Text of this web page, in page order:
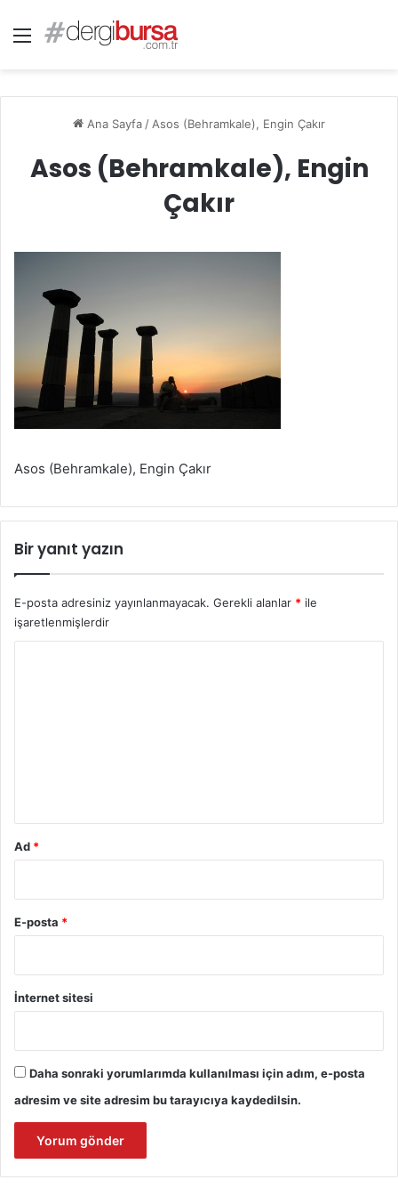
Menü
Ana Sayfa / Asos (Behramkale), Engin Çakır
Asos (Behramkale), Engin
Çakır
Asos (Behramkale), Engin Çakır
Bir yanıt yazın
E-posta adresiniz yayınlanmayacak. Gerekli alanlar * ile
işaretlenmişlerdir
Ad *
E-posta *
İnternet sitesi
Daha sonraki yorumlarımda kullanılması için adım, e-posta
adresim ve site adresim bu tarayıcıya kaydedilsin.